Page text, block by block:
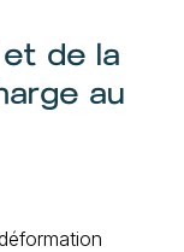
de la
au